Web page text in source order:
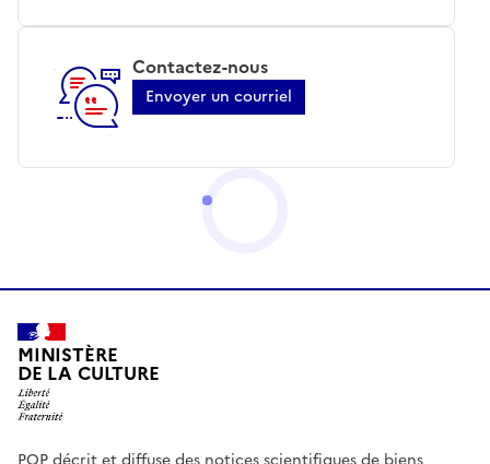
Contactez-nous
Envoyer un courriel
MINISTÈRE
DE LA CULTURE